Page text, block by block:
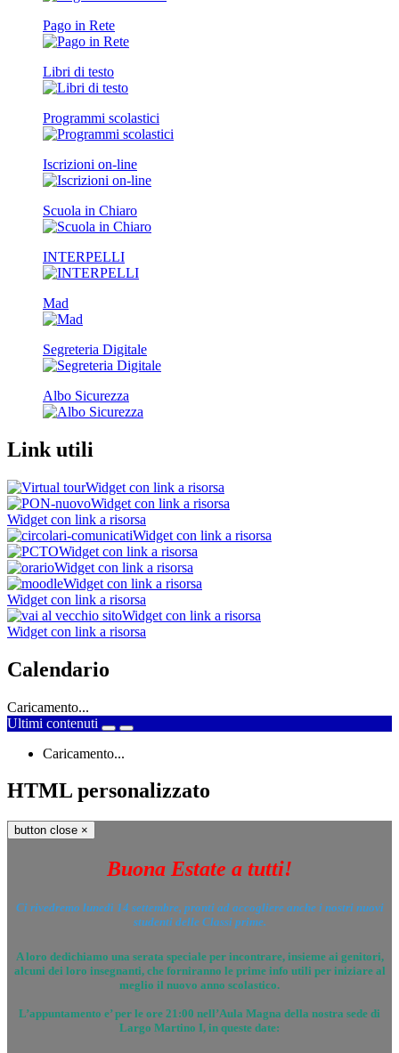
Pago in Rete
Libri di testo
Programmi scolastici
Iscrizioni on-line
Scuola in Chiaro
INTERPELLI
Mad
Segreteria Digitale
Albo Sicurezza
Link utili
Widget con link a risorsa
Widget con link a risorsa
Widget con link a risorsa
Widget con link a risorsa
Widget con link a risorsa
Widget con link a risorsa
Widget con link a risorsa
Widget con link a risorsa
Widget con link a risorsa
Widget con link a risorsa
Calendario
Caricamento...
Ultimi contenuti
Caricamento...
HTML personalizzato
button close ×
Buona Estate a tutti!
Ci rivedremo lunedì 14 settembre, pronti ad accogliere anche i nostri nuovi
studenti delle Classi prime.
A loro dedichiamo una serata speciale per incontrare, insieme ai genitori,
alcuni dei loro insegnanti, che forniranno le prime info utili per iniziare al
meglio il nuovo anno scolastico.
L’appuntamento e’ per le ore 21:00 nell’Aula Magna della nostra sede di
Largo Martino I, in queste date: